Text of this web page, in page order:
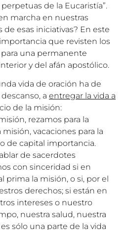
de la Eucaristía”.
marcha en nuestras
esas iniciativas? En este
que revisten los
una permanente
y del afán apostólico.
vida de oración ha de
a entregar la vida a
de la misión:
rezamos para la
vacaciones para la
de capital importancia.
de sacerdotes
con sinceridad si en
prima la misión, o si, por el
derechos; si están en
intereses o nuestro
nuestra salud, nuestra
sólo una parte de la vida